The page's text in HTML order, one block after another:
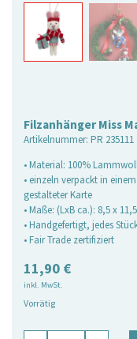
Filzanhänger Miss
Artikelnummer: PR 235111
• Material: 100%
• einzeln verpackt in
gestalteter Karte
• Maße: (LxB ca.): 8,5 x
• Handgefertigt, jedes
• Fair Trade zertifiziert
11,90 €
inkl. MwSt.
Vorrätig